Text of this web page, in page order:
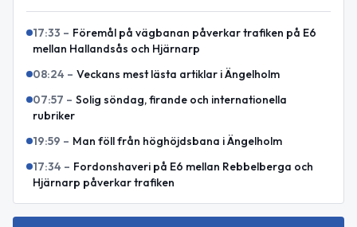
17:33 – Föremål på vägbanan påverkar trafiken på E6
mellan Hallandsås och Hjärnarp
08:24 – Veckans mest lästa artiklar i Ängelholm
07:57 – Solig söndag, firande och internationella
rubriker
19:59 – Man föll från höghöjdsbana i Ängelholm
17:34 – Fordonshaveri på E6 mellan Rebbelberga och
Hjärnarp påverkar trafiken